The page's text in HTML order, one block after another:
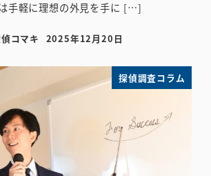
手軽に理想の外見を手に […]
コマキ
投稿日
2025年12月20日
探偵調査コラム